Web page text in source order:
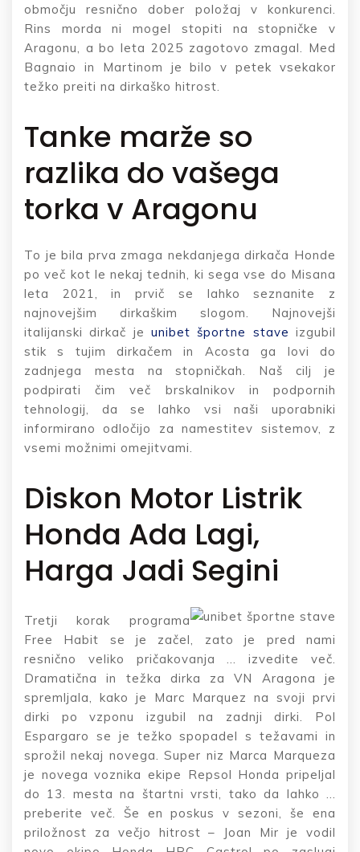
območju resnično dober položaj v konkurenci.
Rins morda ni mogel stopiti na stopničke v
Aragonu, a bo leta 2025 zagotovo zmagal. Med
Bagnaio in Martinom je bilo v petek vsekakor
težko preiti na dirkaško hitrost.
Tanke marže so
razlika do vašega
torka v Aragonu
To je bila prva zmaga nekdanjega dirkača Honde
po več kot le nekaj tednih, ki sega vse do Misana
leta 2021, in prvič se lahko seznanite z
najnovejšim dirkaškim slogom. Najnovejši
italijanski dirkač je unibet športne stave izgubil
stik s tujim dirkačem in Acosta ga lovi do
zadnjega mesta na stopničkah. Naš cilj je
podpirati čim več brskalnikov in podpornih
tehnologij, da se lahko vsi naši uporabniki
informirano odločijo za namestitev sistemov, z
vsemi možnimi omejitvami.
Diskon Motor Listrik
Honda Ada Lagi,
Harga Jadi Segini
Tretji korak programa
Free Habit se je začel, zato je pred nami
resnično veliko pričakovanja … izvedite več.
Dramatična in težka dirka za VN Aragona je
spremljala, kako je Marc Marquez na svoji prvi
dirki po vzponu izgubil na zadnji dirki. Pol
Espargaro se je težko spopadel s težavami in
sprožil nekaj novega. Super niz Marca Marqueza
je novega voznika ekipe Repsol Honda pripeljal
do 13. mesta na štartni vrsti, tako da lahko …
preberite več. Še en poskus v sezoni, še ena
priložnost za večjo hitrost – Joan Mir je vodil